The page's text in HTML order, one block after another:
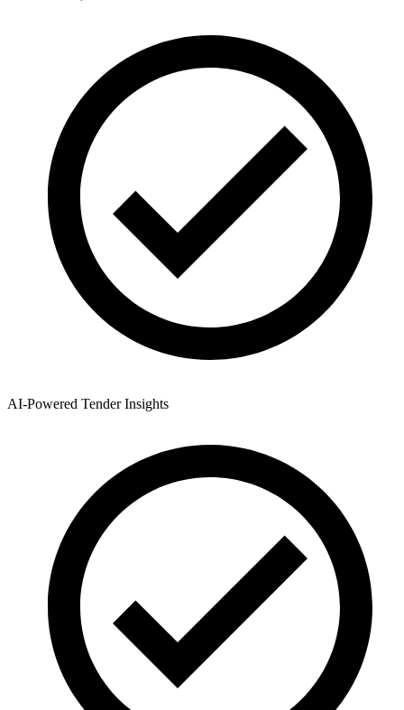
AI-Powered Tender Insights